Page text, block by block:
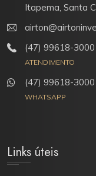
Itapema, Santa
(47) 99618-3000
ATENDIMENTO
(47) 99618-3000
WHATSAPP
Links úteis